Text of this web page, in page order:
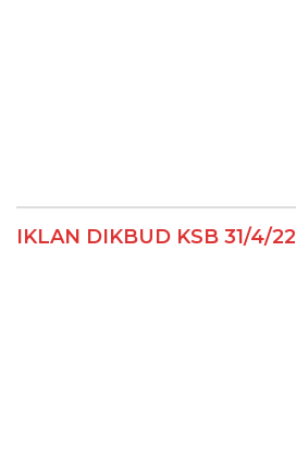
IKLAN DIKBUD KSB 31/4/22